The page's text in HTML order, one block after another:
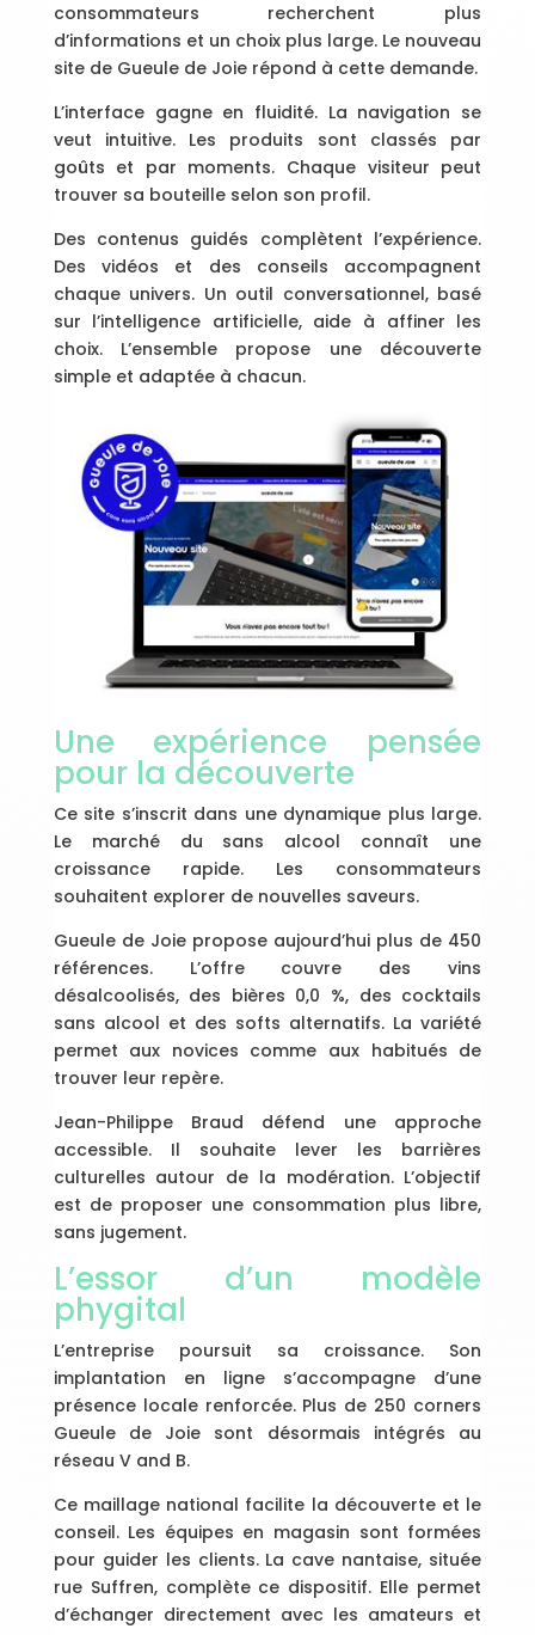
consommateurs recherchent plus
d’informations et un choix plus large. Le nouveau
site de Gueule de Joie répond à cette demande.
L’interface gagne en fluidité. La navigation se
veut intuitive. Les produits sont classés par
goûts et par moments. Chaque visiteur peut
trouver sa bouteille selon son profil.
Des contenus guidés complètent l’expérience.
Des vidéos et des conseils accompagnent
chaque univers. Un outil conversationnel, basé
sur l’intelligence artificielle, aide à affiner les
choix. L’ensemble propose une découverte
simple et adaptée à chacun.
Une expérience pensée
pour la découverte
Ce site s’inscrit dans une dynamique plus large.
Le marché du sans alcool connaît une
croissance rapide. Les consommateurs
souhaitent explorer de nouvelles saveurs.
Gueule de Joie propose aujourd’hui plus de 450
références. L’offre couvre des vins
désalcoolisés, des bières 0,0 %, des cocktails
sans alcool et des softs alternatifs. La variété
permet aux novices comme aux habitués de
trouver leur repère.
Jean-Philippe Braud défend une approche
accessible. Il souhaite lever les barrières
culturelles autour de la modération. L’objectif
est de proposer une consommation plus libre,
sans jugement.
L’essor d’un modèle
phygital
L’entreprise poursuit sa croissance. Son
implantation en ligne s’accompagne d’une
présence locale renforcée. Plus de 250 corners
Gueule de Joie sont désormais intégrés au
réseau V and B.
Ce maillage national facilite la découverte et le
conseil. Les équipes en magasin sont formées
pour guider les clients. La cave nantaise, située
rue Suffren, complète ce dispositif. Elle permet
d’échanger directement avec les amateurs et